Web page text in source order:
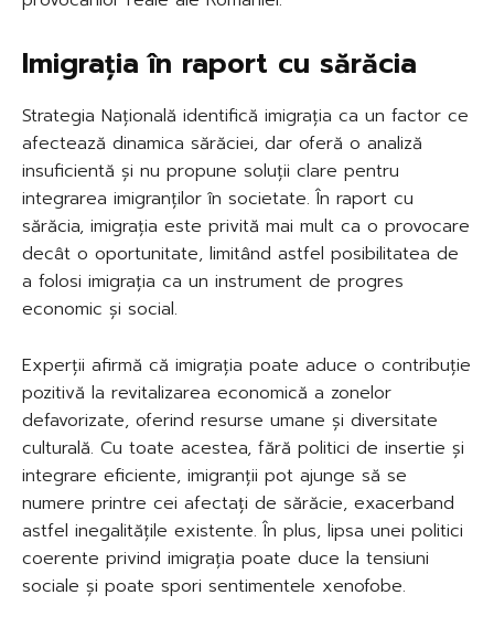
Imigrația în raport cu sărăcia
Strategia Națională identifică imigrația ca un factor ce
afectează dinamica sărăciei, dar oferă o analiză
insuficientă și nu propune soluții clare pentru
integrarea imigranților în societate. În raport cu
sărăcia, imigrația este privită mai mult ca o provocare
decât o oportunitate, limitând astfel posibilitatea de
a folosi imigrația ca un instrument de progres
economic și social.
Experții afirmă că imigrația poate aduce o contribuție
pozitivă la revitalizarea economică a zonelor
defavorizate, oferind resurse umane și diversitate
culturală. Cu toate acestea, fără politici de insertie și
integrare eficiente, imigranții pot ajunge să se
numere printre cei afectați de sărăcie, exacerband
astfel inegalitățile existente. În plus, lipsa unei politici
coerente privind imigrația poate duce la tensiuni
sociale și poate spori sentimentele xenofobe.